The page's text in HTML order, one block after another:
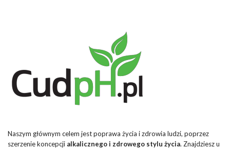
Naszym głównym celem jest poprawa życia i zdrowia ludzi, poprzez
szerzenie koncepcji alkalicznego i zdrowego stylu życia. Znajdziesz u